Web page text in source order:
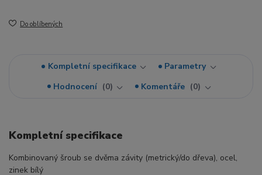
Do oblíbených
Kompletní specifikace
Parametry
Hodnocení
0 Komentáře 0
Kompletní specifikace
Kombinovaný šroub se dvěma závity (metrický/do dřeva), ocel,
zinek bílý